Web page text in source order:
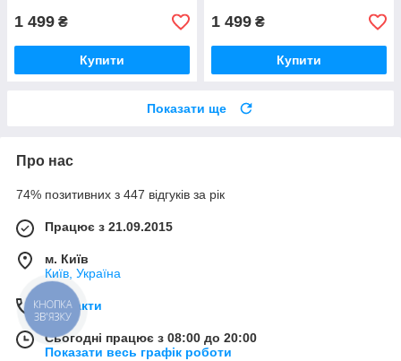
1 499 ₴
Купити
1 499 ₴
Купити
Показати ще
Про нас
74% позитивних з 447 відгуків за рік
Працює з 21.09.2015
м. Київ
Київ, Україна
Контакти
Сьогодні працює з 08:00 до 20:00
Показати весь графік роботи
КНОПКА
ЗВ'ЯЗКУ